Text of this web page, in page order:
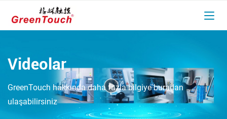
Videolar
GreenTouch hakkında daha fazla bilgiye buradan
ulaşabilirsiniz